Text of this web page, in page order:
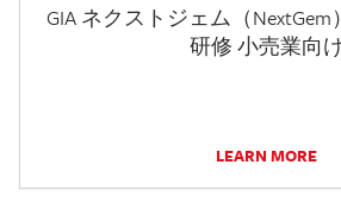
GIA ネクストジェム（
研修 小売業向
LEARN MORE